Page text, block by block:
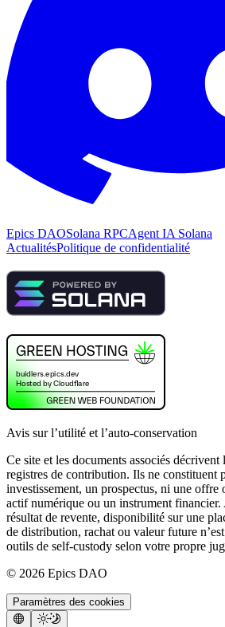
Epics DAOSolana RPCAgent IA Solana
ActualitésPolitique de confidentialité
Avis sur l’utilité et l’auto-conservation
Ce site et les documents associés décrivent
registres de contribution. Ils ne constituent
investissement, un prospectus, ni une
actif numérique ou un instrument
résultat de revente, disponibilité sur une
de distribution, rachat ou valeur future
outils de self-custody selon votre propre
© 2026 Epics DAO
Paramètres des cookies